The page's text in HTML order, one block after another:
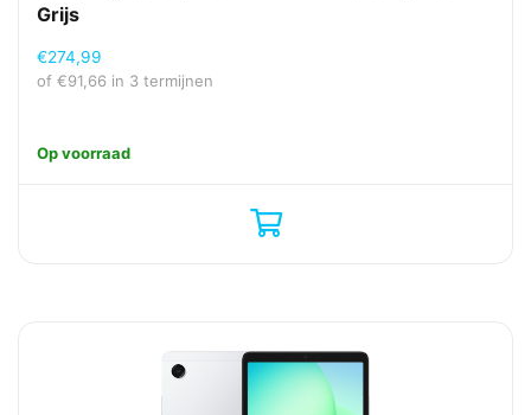
Grijs
€274,99
of €91,66 in 3 termijnen
Op voorraad